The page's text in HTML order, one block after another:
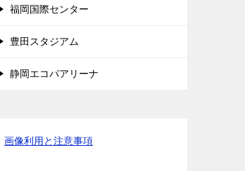
福岡国際センター
豊田スタジアム
静岡エコパアリーナ
画像利用と注意事項